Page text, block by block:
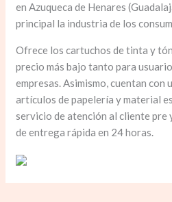
en Azuqueca de Henares
principal la industria de los
Ofrece los cartuchos de tinta y
precio más bajo tanto para
empresas. Asimismo, cuentan con
artículos de papelería y material
servicio de atención al cliente pre
de entrega rápida en 24 horas.